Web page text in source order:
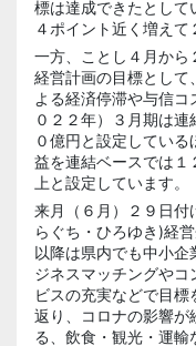
標は達成できたとして
４ポイント近く増えて
一方、ことし４月から
経営計画の目標として
よる経済停滞や与信
０２２年）３月期は連
０億円と設定してい
益を連結ベースでは１
上と設定しています。
来月（６月）２９日付
らぐち・ひろゆき)経
以降は県内でも中小
ジネスマッチングや
ビスの充実などで目
返り、コロナの影響が
る、飲食・観光・運